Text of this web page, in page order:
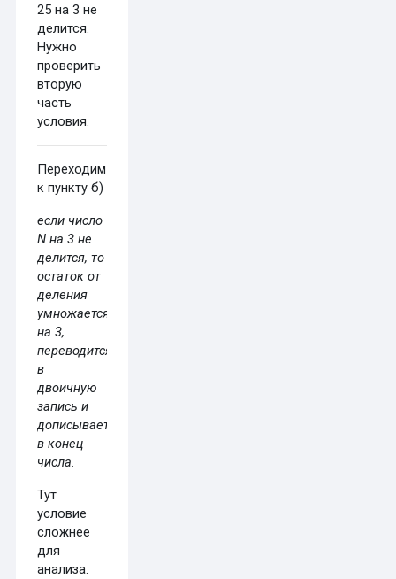
25 на 3 не
делится.
Нужно
проверить
вторую
часть
условия.
Переходим
к пункту б)
если число
N на 3 не
делится, то
остаток от
деления
умножается
на 3,
переводится
в
двоичную
запись и
дописывается
в конец
числа.
Тут
условие
сложнее
для
анализа.